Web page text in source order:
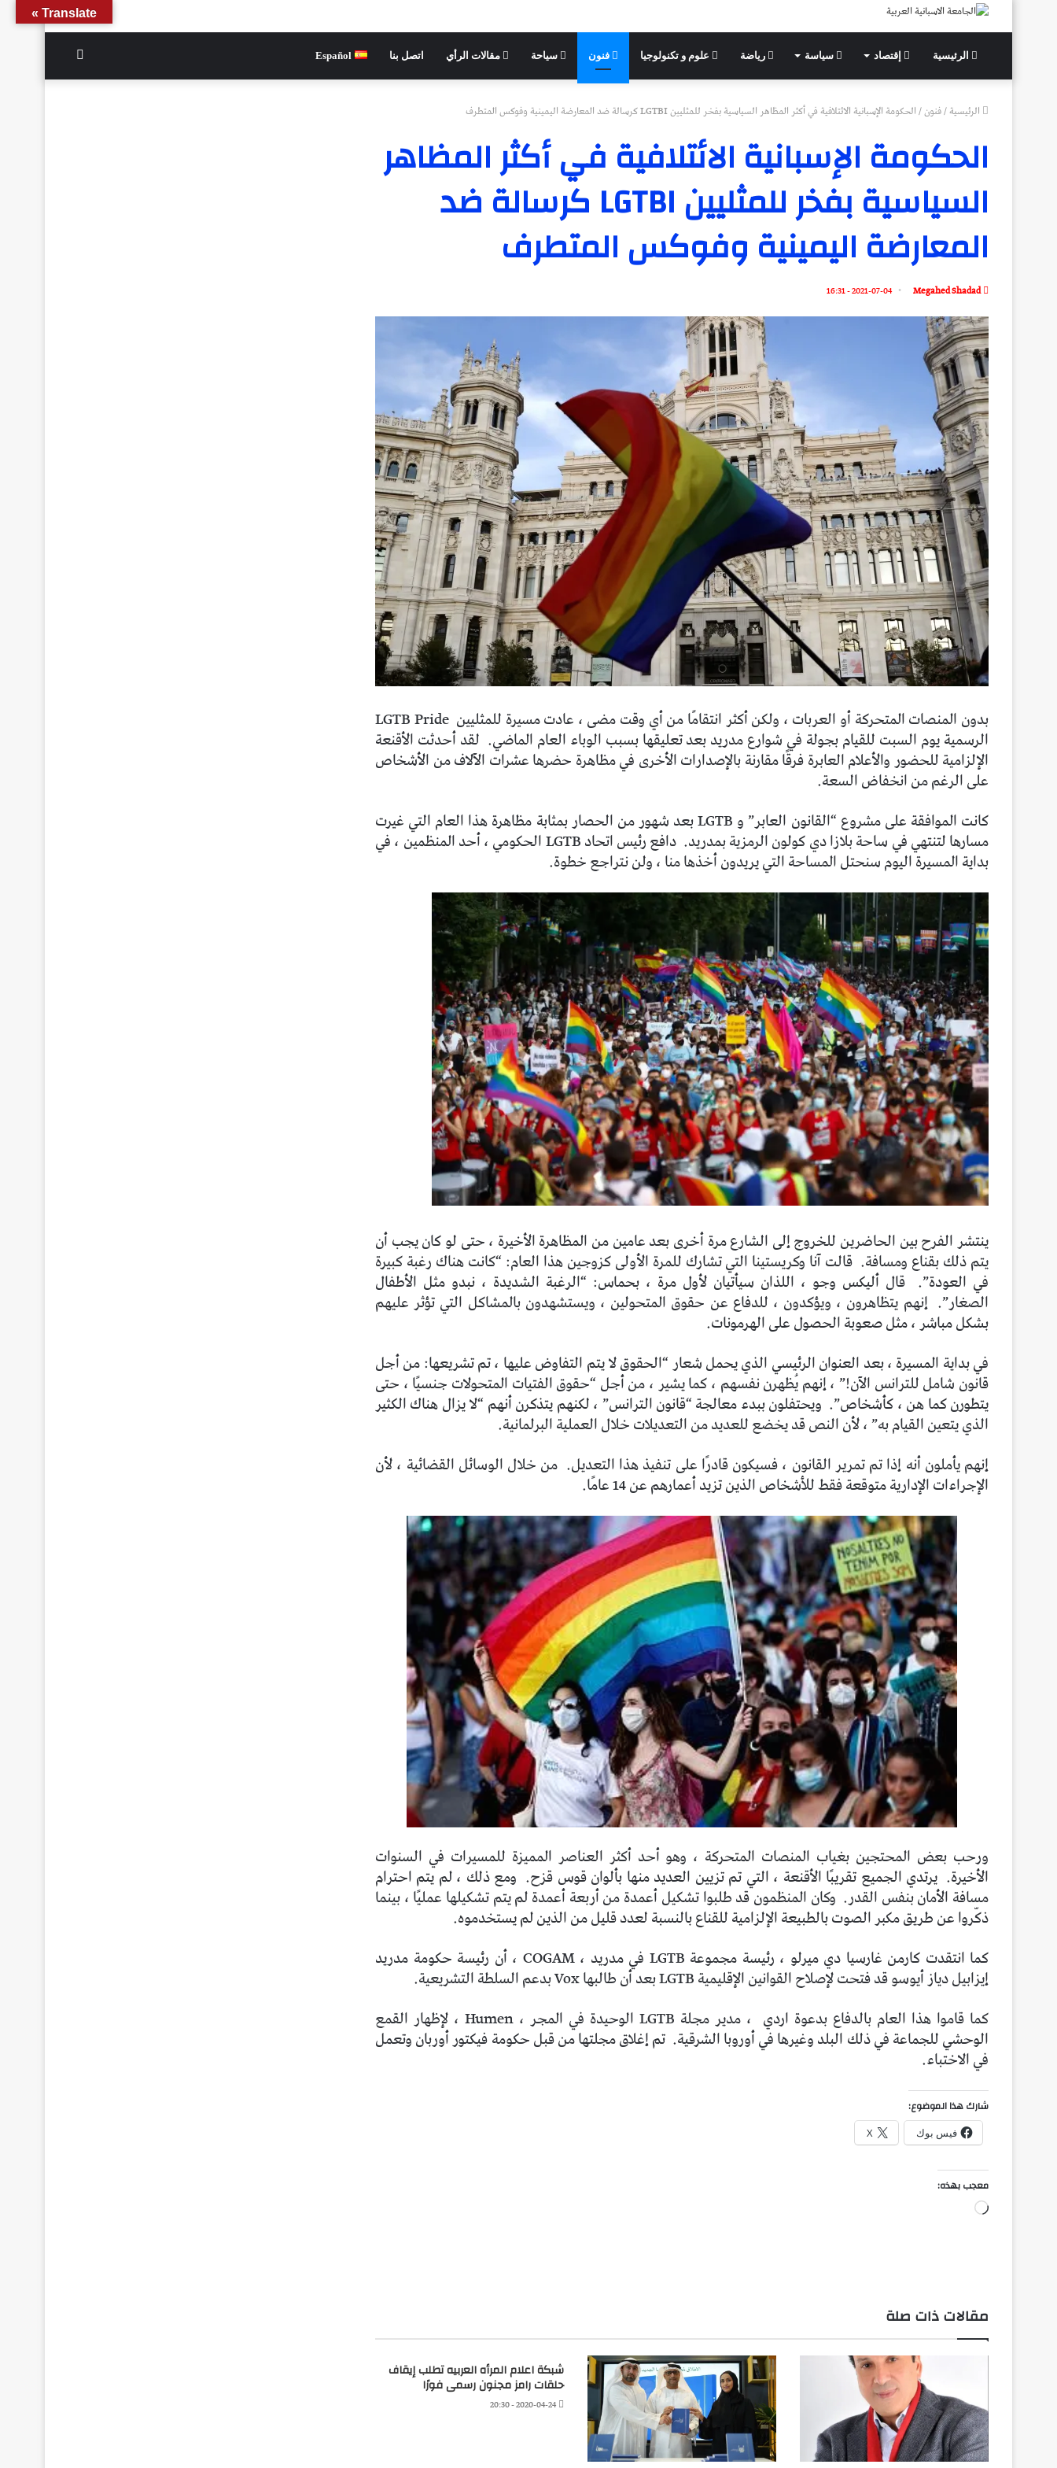
الرئيسية إقتصاد سياسة رياضة علوم و تكنولوجيا فنون سياحة مقالات الرأي اتصل بنا Español
الرئيسية/فنون/الحكومة الإسبانية الائتلافية في أكثر المظاهر السياسية بفخر للمثليين LGTBI كرسالة ضد المعارضة اليمينية وفوكس المتطرف
الحكومة الإسبانية الائتلافية في أكثر المظاهر
السياسية بفخر للمثليين LGTBI كرسالة ضد
المعارضة اليمينية وفوكس المتطرف
Megahed Shadad
2021-07-04 - 16:31
بدون المنصات المتحركة أو العربات ، ولكن أكثر انتقامًا من أي وقت مضى ، عادت مسيرة للمثليين LGTB Pride
الرسمية يوم السبت للقيام بجولة في شوارع مدريد بعد تعليقها بسبب الوباء العام الماضي. لقد أحدثت الأقنعة
الإلزامية للحضور والأعلام العابرة فرقًا مقارنة بالإصدارات الأخرى في مظاهرة حضرها عشرات الآلاف من الأشخاص
على الرغم من انخفاض السعة.
كانت الموافقة على مشروع “القانون العابر” و LGTB بعد شهور من الحصار بمثابة مظاهرة هذا العام التي غيرت
مسارها لتنتهي في ساحة بلازا دي كولون الرمزية بمدريد. دافع رئيس اتحاد LGTB الحكومي ، أحد المنظمين ، في
بداية المسيرة اليوم سنحتل المساحة التي يريدون أخذها منا ، ولن نتراجع خطوة.
ينتشر الفرح بين الحاضرين للخروج إلى الشارع مرة أخرى بعد عامين من المظاهرة الأخيرة ، حتى لو كان يجب أن
يتم ذلك بقناع ومسافة. قالت آنا وكريستينا التي تشارك للمرة الأولى كزوجين هذا العام: “كانت هناك رغبة كبيرة
في العودة”. قال أليكس وجو ، اللذان سيأتيان لأول مرة ، بحماس: “الرغبة الشديدة ، نبدو مثل الأطفال
الصغار”. إنهم يتظاهرون ، ويؤكدون ، للدفاع عن حقوق المتحولين ، ويستشهدون بالمشاكل التي تؤثر عليهم
بشكل مباشر ، مثل صعوبة الحصول على الهرمونات.
في بداية المسيرة ، بعد العنوان الرئيسي الذي يحمل شعار “الحقوق لا يتم التفاوض عليها ، تم تشريعها: من أجل
قانون شامل للترانس الآن!” ، إنهم يُظهرن نفسهم ، كما يشير ، من أجل “حقوق الفتيات المتحولات جنسيًا ، حتى
يتطورن كما هن ، كأشخاص”. ويحتفلون ببدء معالجة “قانون الترانس” ، لكنهم يتذكرن أنهم “لا يزال هناك الكثير
الذي يتعين القيام به” ، لأن النص قد يخضع للعديد من التعديلات خلال العملية البرلمانية.
إنهم يأملون أنه إذا تم تمرير القانون ، فسيكون قادرًا على تنفيذ هذا التعديل. من خلال الوسائل القضائية ، لأن
الإجراءات الإدارية متوقعة فقط للأشخاص الذين تزيد أعمارهم عن 14 عامًا.
ورحب بعض المحتجين بغياب المنصات المتحركة ، وهو أحد أكثر العناصر المميزة للمسيرات في السنوات
الأخيرة. يرتدي الجميع تقريبًا الأقنعة ، التي تم تزيين العديد منها بألوان قوس قزح. ومع ذلك ، لم يتم احترام
مسافة الأمان بنفس القدر. وكان المنظمون قد طلبوا تشكيل أعمدة من أربعة أعمدة لم يتم تشكيلها عمليًا ، بينما
ذكّروا عن طريق مكبر الصوت بالطبيعة الإلزامية للقناع بالنسبة لعدد قليل من الذين لم يستخدموه.
كما انتقدت كارمن غارسيا دي ميرلو ، رئيسة مجموعة LGTB في مدريد ، COGAM ، أن رئيسة حكومة مدريد
إيزابيل دياز أيوسو قد فتحت لإصلاح القوانين الإقليمية LGTB بعد أن طالبها Vox بدعم السلطة التشريعية.
كما قاموا هذا العام بالدفاع بدعوة اردي
، مدير مجلة LGTB الوحيدة في المجر ، Humen ، لإظهار القمع
الوحشي للجماعة في ذلك البلد وغيرها في أوروبا الشرقية. تم إغلاق مجلتها من قبل حكومة فيكتور أوربان وتعمل
في الاختباء.
شارك هذا الموضوع:
فيس بوك X
معجب بهذه:
جاري
مقالات ذات صلة
شبكة اعلام المرأه العربيه تطلب إيقاف
حلقات رامز مجنون رسمى فورًا
2020-04-24 - 20:30
Translate »